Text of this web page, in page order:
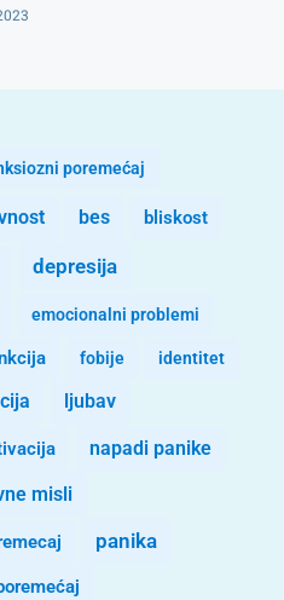
poremećaj
bes bliskost
depresija
emocionalni problemi
fobije identitet
ljubav
napadi panike
misli
panika